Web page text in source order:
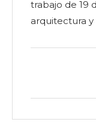
trabajo de 19
arquitectura